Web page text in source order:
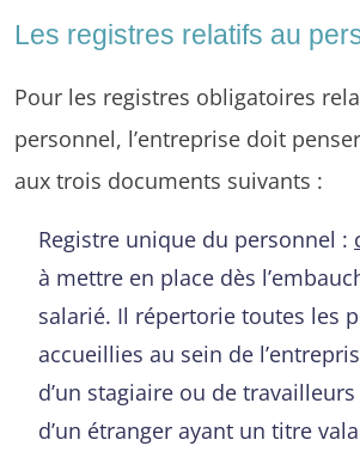
Les registres relatifs au
Pour les registres obligatoires
personnel, l’entreprise doit
aux trois documents suivants :
Registre unique du personnel :
à mettre en place dès
salarié. Il répertorie toutes les
accueillies au sein de
d’un stagiaire ou de
d’un étranger ayant un titre